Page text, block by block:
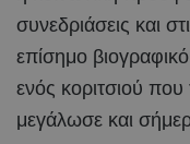
συνεδριάσεις και
επίσημο
ενός κοριτσιού που
μεγάλωσε και